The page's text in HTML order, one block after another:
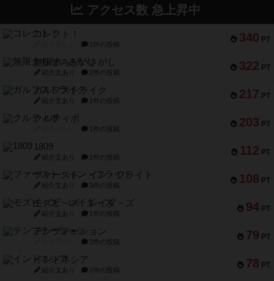
アクセス数 急上昇中
340 PT
コレクト！
1件の投稿
322 PT
無限まちがいさがし
紹介文あり 2件の投稿
217 PT
ガルフストライク
紹介文あり 1件の投稿
203 PT
クルティボ
1件の投稿
112 PT
1809
紹介文あり 1件の投稿
108 PT
ファースト・イン・フライト
紹介文あり 3件の投稿
94 PT
モズビ－ズ・レイダ－ズ
紹介文あり 1件の投稿
79 PT
テンプテーション
2件の投稿
78 PT
インドネシア
紹介文あり 2件の投稿